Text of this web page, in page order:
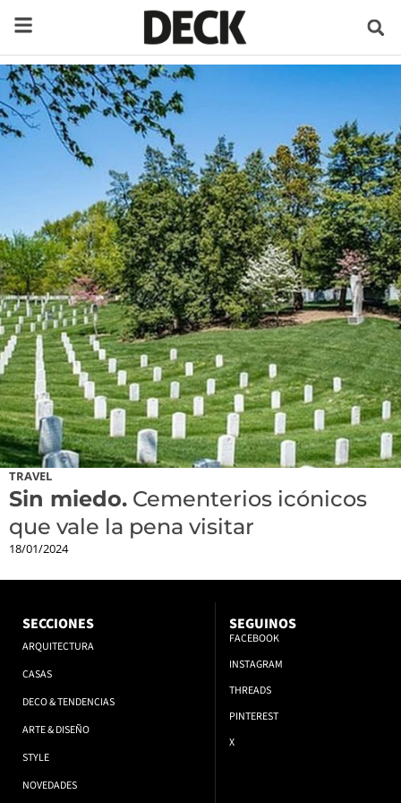
TRAVEL
Sin miedo. Cementerios icónicos
que vale la pena visitar
18/01/2024
SECCIONES
ARQUITECTURA
CASAS
DECO & TENDENCIAS
ARTE & DISEÑO
STYLE
NOVEDADES
SEGUINOS
FACEBOOK
INSTAGRAM
THREADS
PINTEREST
X